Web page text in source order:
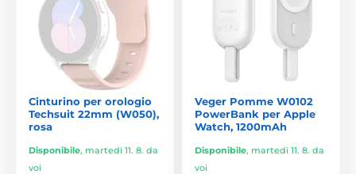
Cinturino per orologio
Techsuit 22mm (W050),
rosa
Disponibile, martedì 11. 8. da
voi
Veger Pomme W0102
PowerBank per Apple
Watch, 1200mAh
Disponibile, martedì 11. 8. da
voi